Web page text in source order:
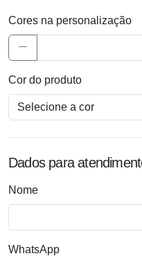
Cores na personalização
Cor do produto
Dados para
Nome
WhatsApp